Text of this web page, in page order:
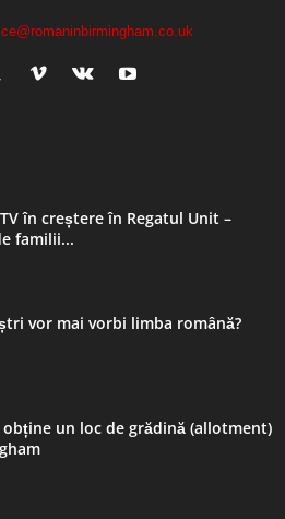
în creștere în Regatul Unit –
familii...
vor mai vorbi limba română?
un loc de grădină (allotment)